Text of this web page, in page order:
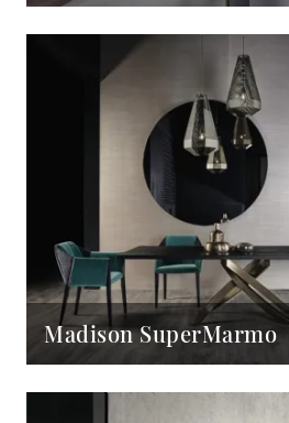
Madison SuperMarmo